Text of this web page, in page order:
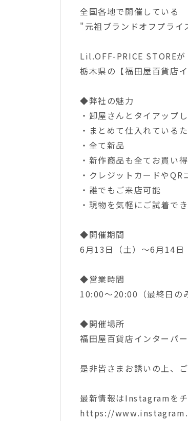
全国各地で開催している
"元祖ブランドオフプライ
Lil.OFF-PRICE STOREが
栃木県の【福田屋百貨店
◆弊社の魅力
・卸屋さんとタイアップ
・まとめて仕入れている
・全て新品
・新作商品も全てお買い得
・クレジットカードやQR
・誰でもご来店可能
・現物を気軽にご試着で
◆開催期間
6月13日（土）〜6月14日
◆営業時間
10:00〜20:00（最終日の
◆開催場所
福田屋百貨店インターパ
是非皆さまお誘いの上、
最新情報はInstagramをチ
https://